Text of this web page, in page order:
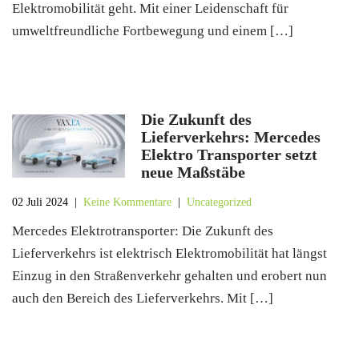
Elektromobilität geht. Mit einer Leidenschaft für
umweltfreundliche Fortbewegung und einem […]
Die Zukunft des
Lieferverkehrs: Mercedes
Elektro Transporter setzt
neue Maßstäbe
02 Juli 2024 Keine Kommentare Uncategorized
Mercedes Elektrotransporter: Die Zukunft des
Lieferverkehrs ist elektrisch Elektromobilität hat längst
Einzug in den Straßenverkehr gehalten und erobert nun
auch den Bereich des Lieferverkehrs. Mit […]